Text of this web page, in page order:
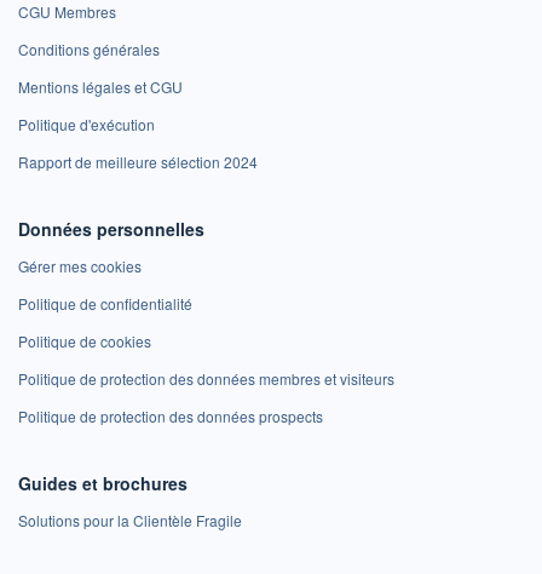
CGU Membres
Conditions générales
Mentions légales et CGU
Politique d'exécution
Rapport de meilleure sélection 2024
Données personnelles
Gérer mes cookies
Politique de confidentialité
Politique de cookies
Politique de protection des données membres et visiteurs
Politique de protection des données prospects
Guides et brochures
Solutions pour la Clientèle Fragile